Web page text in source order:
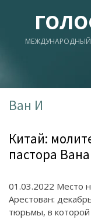
МЕЖДУНАРОДНЫЙ
Ван И
Китай:
пастора
01.03.2022 Место
Арестован:
тюрьмы, в